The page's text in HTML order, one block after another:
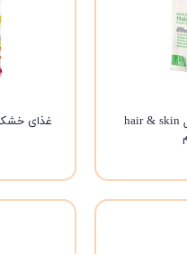
غذای خشک گربه پرامی مدل hair & skin